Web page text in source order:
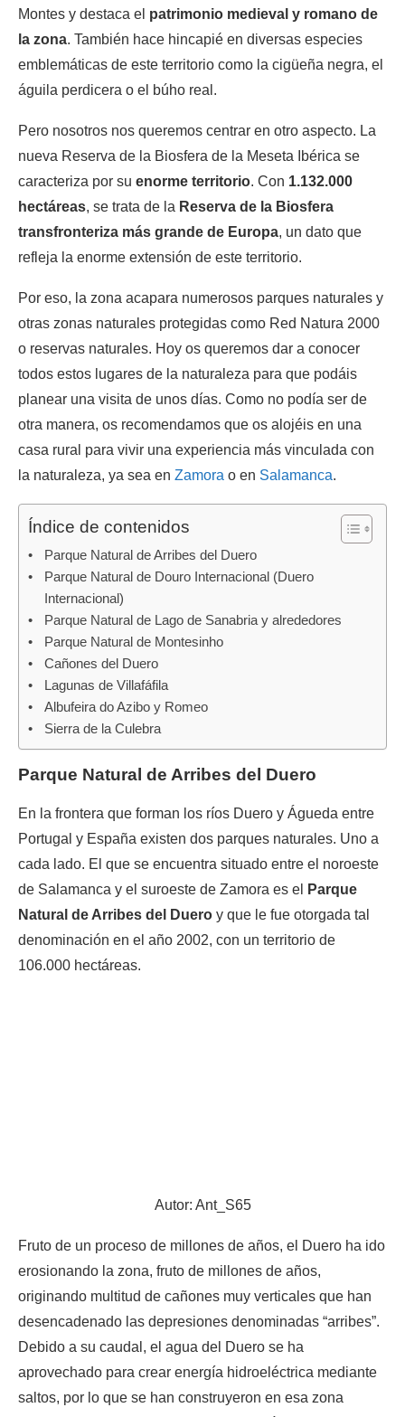
Montes y destaca el patrimonio medieval y romano de
la zona. También hace hincapié en diversas especies
emblemáticas de este territorio como la cigüeña negra, el
águila perdicera o el búho real.
Pero nosotros nos queremos centrar en otro aspecto. La
nueva Reserva de la Biosfera de la Meseta Ibérica se
caracteriza por su enorme territorio. Con 1.132.000
hectáreas, se trata de la Reserva de la Biosfera
transfronteriza más grande de Europa, un dato que
refleja la enorme extensión de este territorio.
Por eso, la zona acapara numerosos parques naturales y
otras zonas naturales protegidas como Red Natura 2000
o reservas naturales. Hoy os queremos dar a conocer
todos estos lugares de la naturaleza para que podáis
planear una visita de unos días. Como no podía ser de
otra manera, os recomendamos que os alojéis en una
casa rural para vivir una experiencia más vinculada con
la naturaleza, ya sea en Zamora o en Salamanca.
Índice de contenidos
Parque Natural de Arribes del Duero
Parque Natural de Douro Internacional (Duero
Internacional)
Parque Natural de Lago de Sanabria y alrededores
Parque Natural de Montesinho
Cañones del Duero
Lagunas de Villafáfila
Albufeira do Azibo y Romeo
Sierra de la Culebra
Parque Natural de Arribes del Duero
En la frontera que forman los ríos Duero y Águeda entre
Portugal y España existen dos parques naturales. Uno a
cada lado. El que se encuentra situado entre el noroeste
de Salamanca y el suroeste de Zamora es el
Parque
Natural de Arribes del Duero y que le fue otorgada tal
denominación en el año 2002, con un territorio de
106.000 hectáreas.
Autor: Ant_S65
Fruto de un proceso de millones de años, el Duero ha ido
erosionando la zona, fruto de millones de años,
originando multitud de cañones muy verticales que han
desencadenado las depresiones denominadas “arribes”.
Debido a su caudal, el agua del Duero se ha
aprovechado para crear energía hidroeléctrica mediante
saltos, por lo que se han construyeron en esa zona